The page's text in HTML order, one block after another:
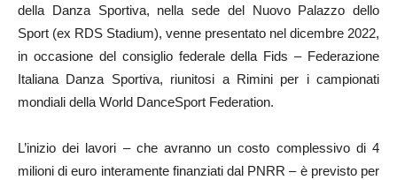
della Danza Sportiva, nella sede del Nuovo Palazzo dello
Sport (ex RDS Stadium), venne presentato nel dicembre 2022,
in occasione del consiglio federale della Fids – Federazione
Italiana Danza Sportiva, riunitosi a Rimini per i campionati
mondiali della World DanceSport Federation.
L’inizio dei lavori – che avranno un costo complessivo di 4
milioni di euro interamente finanziati dal PNRR – è previsto per